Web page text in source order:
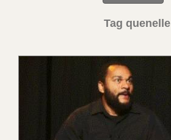
Tag quenelle